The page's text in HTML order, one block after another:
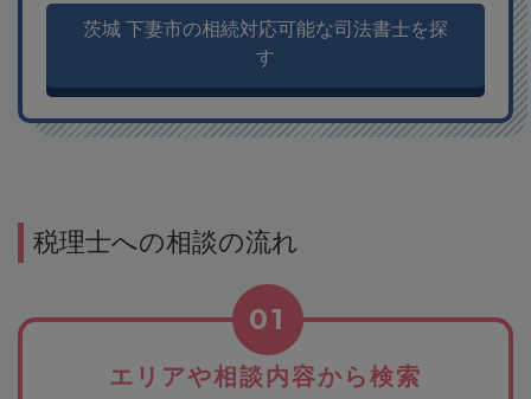
茨城 下妻市の相続対応可能な司法書士を探
す
税理士への相談の流れ
エリアや相談内容から検索
01